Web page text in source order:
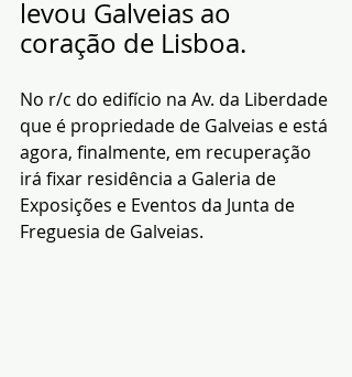
levou Galveias ao
coração de Lisboa.
No r/c do edifício na Av. da Liberdade
que é propriedade de Galveias e está
agora, finalmente, em recuperação
irá fixar residência a Galeria de
Exposições e Eventos da Junta de
Freguesia de Galveias.